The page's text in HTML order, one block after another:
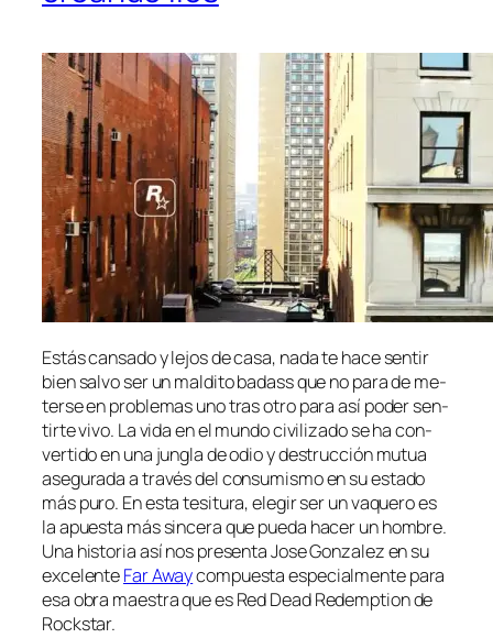
Estás can­sa­do y le­jos de ca­sa, na­da te ha­ce sen­tir
bien sal­vo ser un mal­di­to ba­dass que no pa­ra de me­
ter­se en pro­ble­mas uno tras otro pa­ra así po­der sen­
tir­te vi­vo. La vi­da en el mun­do ci­vi­li­za­do se ha con­
ver­ti­do en una jun­gla de odio y des­truc­ción mu­tua
ase­gu­ra­da a tra­vés del con­su­mis­mo en su es­ta­do
más pu­ro. En es­ta te­si­tu­ra, ele­gir ser un va­que­ro es
la apues­ta más sin­ce­ra que pue­da ha­cer un hom­bre.
Una his­to­ria así nos pre­sen­ta Jose Gonzalez en su
ex­ce­len­teFar Awaycom­pues­ta es­pe­cial­men­te pa­ra
esa obra maes­tra que es Red Dead Redemption de
Rockstar.